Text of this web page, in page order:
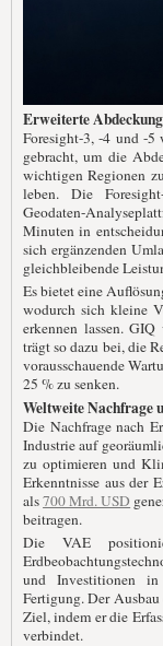
Erweiterte
Foresight-3, -4 und -
gebracht, um die
wichtigen Regionen
leben. Die
Geodaten-
Minuten in
sich ergänzenden
gleichbleibende
Es bietet eine
wodurch sich kleine
erkennen lassen.
trägt so dazu bei, die
vorausschauende
25 % zu senken.
Weltweite Nachfrage
Die Nachfrage nach
Industrie auf
zu optimieren und
Erkenntnisse aus der
als700 Mrd. USD
beitragen.
Die VAE
und Investitionen in
Fertigung. Der
Ziel, indem er die
verbindet.